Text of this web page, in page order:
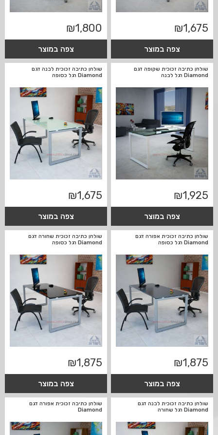
₪1,675
צפה במוצר
₪1,800
צפה במוצר
שולחן כתיבה זכוכית שקופה דגם
Diamond רגל לבנה
₪1,925
צפה במוצר
שולחן כתיבה זכוכית לבנה דגם
Diamond רגל כסופה
₪1,675
צפה במוצר
שולחן כתיבה זכוכית אפורה דגם
Diamond רגל כסופה
₪1,875
צפה במוצר
שולחן כתיבה זכוכית שחורה דגם
Diamond רגל כסופה
₪1,875
צפה במוצר
שולחן כתיבה זכוכית לבנה דגם
Diamond רגל שחורה
שולחן כתיבה זכוכית אפורה דגם
Diamond